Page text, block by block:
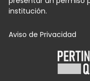
institución.
Aviso de Privacidad